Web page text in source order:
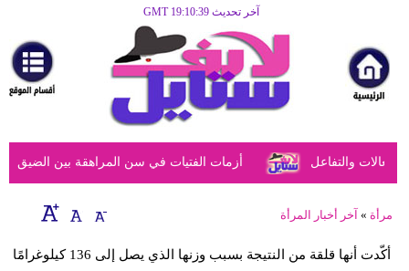
آخر تحديث GMT 19:10:39
مرأة
أزياء
أزياء
إسلامية
ديكور
أزمات الفتيات في سن المراهقة بين الضيق والتفاعل
مرأة » آخر أخبار المرأة
أكّدت أنها قلقة من النتيجة بسبب وزنها الذي يصل إلى 136 كيلوغرامًا